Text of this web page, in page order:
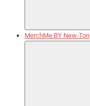
MerchMe BY New-Ton